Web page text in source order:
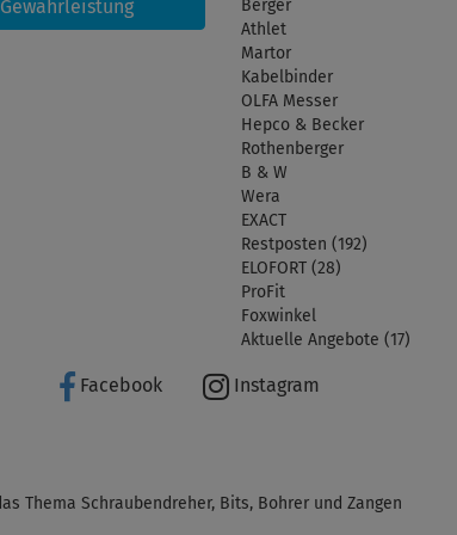
Gewährleistung
Berger
Athlet
Martor
Kabelbinder
OLFA Messer
Hepco & Becker
Rothenberger
B & W
Wera
EXACT
Restposten (192)
ELOFORT (28)
ProFit
Foxwinkel
Aktuelle Angebote (17)
Facebook Instagram
Thema Schraubendreher, Bits, Bohrer und Zangen